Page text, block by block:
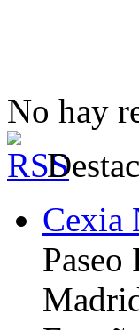
No hay
Cexia
Paseo